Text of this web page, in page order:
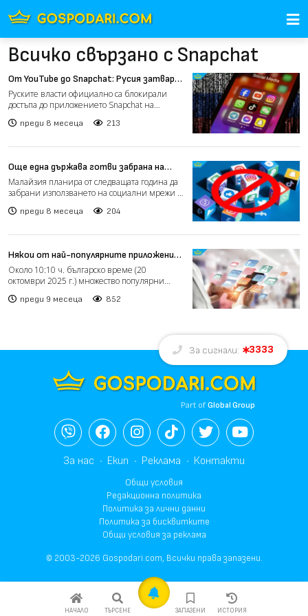
Всичко свързано с Snapchat
От YouTube до Snapchat: Русия затваря
вратите за чуждите приложения едно
по едно
Руските власти официално са блокирали
достъпа до приложението Snapchat на
преди 8 месеца 213
Още една държава готви забрана на
социалните мрежи за деца под 16 години
от 2026 г.
Малайзия планира от следващата година да
забрани използването на социални мрежи от
преди 8 месеца 204
Някои от най-популярните приложения
се сринаха
Около 10:10 ч. българско време (20
октомври 2025 г.) множество популярни
преди 9 месеца 852
НАЧАЛО ТЪРСЕНЕ ЗАПАЗЕНИ ИСТОРИЯ
За сигнали: 3333
Part ofGlobal Group
За нас Екип Реклама Контакти
Общи условия
Редакционна политика
Политика за лични данни
Политика за бисквитките
Общи условия за реклама
© 2003-2026 Gospodari.com, Всички права запазени.